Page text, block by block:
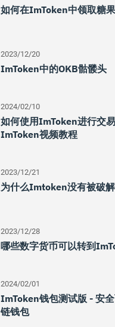
如何在imToken中领取糖
2023/12/20
ImToken中的OKB骷髅头
2024/02/10
如何使用imToken进行交
ImToken视频教程
2023/12/21
为什么Imtoken没有被破
2023/12/28
哪些数字货币可以转到
2024/02/01
ImToken钱包测试版 - 安
链钱包